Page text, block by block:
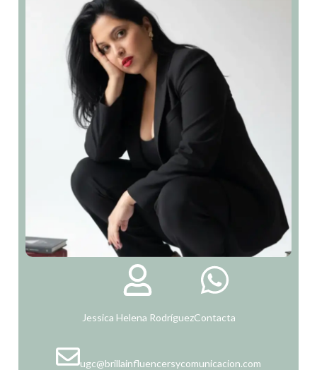
Jessica Helena RodríguezContacta
ugc@brillainfluencersycomunicacion.com